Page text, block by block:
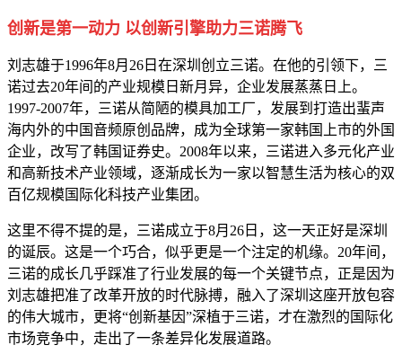
创新是第一动力 以创新引擎助力三诺腾飞
刘志雄于1996年8月26日在深圳创立三诺。在他的引领下，三
诺过去20年间的产业规模日新月异，企业发展蒸蒸日上。
1997-2007年，三诺从简陋的模具加工厂，发展到打造出蜚声
海内外的中国音频原创品牌，成为全球第一家韩国上市的外国
企业，改写了韩国证券史。2008年以来，三诺进入多元化产业
和高新技术产业领域，逐渐成长为一家以智慧生活为核心的双
百亿规模国际化科技产业集团。
这里不得不提的是，三诺成立于8月26日，这一天正好是深圳
的诞辰。这是一个巧合，似乎更是一个注定的机缘。20年间，
三诺的成长几乎踩准了行业发展的每一个关键节点，正是因为
刘志雄把准了改革开放的时代脉搏，融入了深圳这座开放包容
的伟大城市，更将“创新基因”深植于三诺，才在激烈的国际化
市场竞争中，走出了一条差异化发展道路。